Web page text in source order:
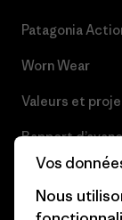
Patagonia
Worn Wear
Valeurs et
Rapport
Business
Objectifs
Vos
Nous